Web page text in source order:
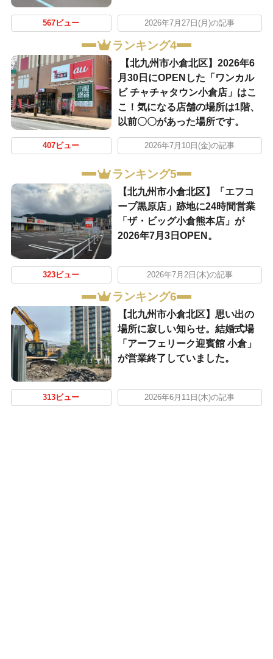
567ビュー 2026年7月27日(月)の記事
ランキング4
【北九州市小倉北区】2026年6
月30日にOPENした「ワンカル
ビ チャチャタウン小倉店」はこ
こ！気になる店舗の場所は1階、
以前〇〇があった場所です。
407ビュー 2026年7月10日(金)の記事
ランキング5
【北九州市小倉北区】「エフコ
ープ黒原店」跡地に24時間営業
「ザ・ビッグ小倉熊本店」が
2026年7月3日OPEN。
323ビュー 2026年7月2日(木)の記事
ランキング6
【北九州市小倉北区】思い出の
場所に寂しい知らせ。結婚式場
「アーフェリーク迎賓館 小倉」
が営業終了していました。
313ビュー 2026年6月11日(木)の記事